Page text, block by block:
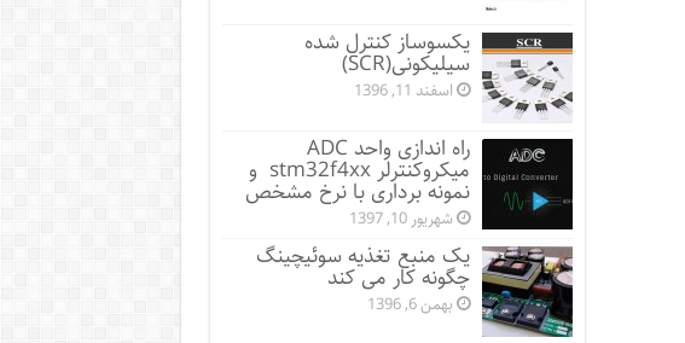
یکسوساز کنترل شده
سیلیکونی(SCR)
اسفند 11, 1396
راه اندازی واحد ADC
میکروکنترلر stm32f4xx و
نمونه برداری با نرخ مشخص
شهریور 10, 1397
یک منبع تغذیه سوئیچینگ
چگونه کار می کند
بهمن 6, 1396